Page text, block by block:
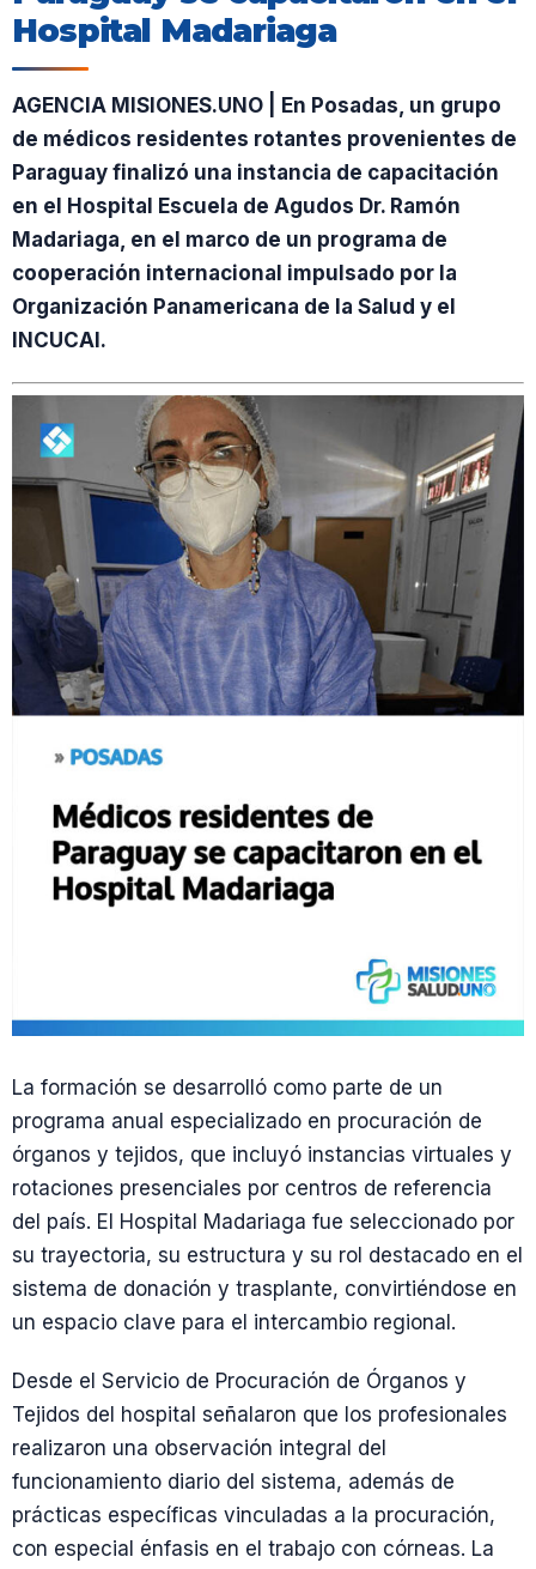
Hospital Madariaga
AGENCIA MISIONES.UNO | En Posadas, un grupo
de médicos residentes rotantes provenientes de
Paraguay finalizó una instancia de capacitación
en el Hospital Escuela de Agudos Dr. Ramón
Madariaga, en el marco de un programa de
cooperación internacional impulsado por la
Organización Panamericana de la Salud y el
INCUCAI.
La formación se desarrolló como parte de un
programa anual especializado en procuración de
órganos y tejidos, que incluyó instancias virtuales y
rotaciones presenciales por centros de referencia
del país. El Hospital Madariaga fue seleccionado por
su trayectoria, su estructura y su rol destacado en el
sistema de donación y trasplante, convirtiéndose en
un espacio clave para el intercambio regional.
Desde el Servicio de Procuración de Órganos y
Tejidos del hospital señalaron que los profesionales
realizaron una observación integral del
funcionamiento diario del sistema, además de
prácticas específicas vinculadas a la procuración,
con especial énfasis en el trabajo con córneas. La